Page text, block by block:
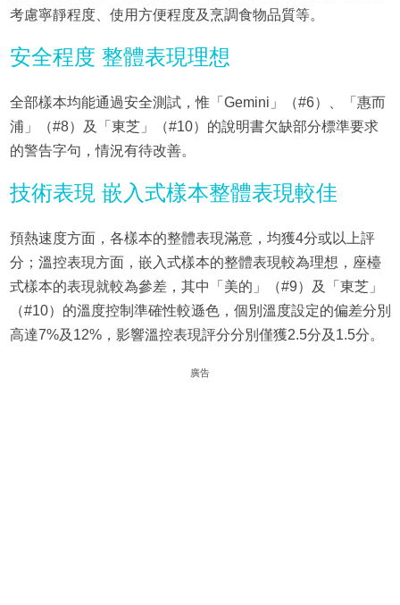
考慮寧靜程度、使用方便程度及烹調食物品質等。
安全程度 整體表現理想
全部樣本均能通過安全測試，惟「Gemini」（#6）、「惠而
浦」（#8）及「東芝」（#10）的說明書欠缺部分標準要求
的警告字句，情況有待改善。
技術表現 嵌入式樣本整體表現較佳
預熱速度方面，各樣本的整體表現滿意，均獲4分或以上評
分；溫控表現方面，嵌入式樣本的整體表現較為理想，座檯
式樣本的表現就較為參差，其中「美的」（#9）及「東芝」
（#10）的溫度控制準確性較遜色，個別溫度設定的偏差分別
高達7%及12%，影響溫控表現評分分別僅獲2.5分及1.5分。
廣告